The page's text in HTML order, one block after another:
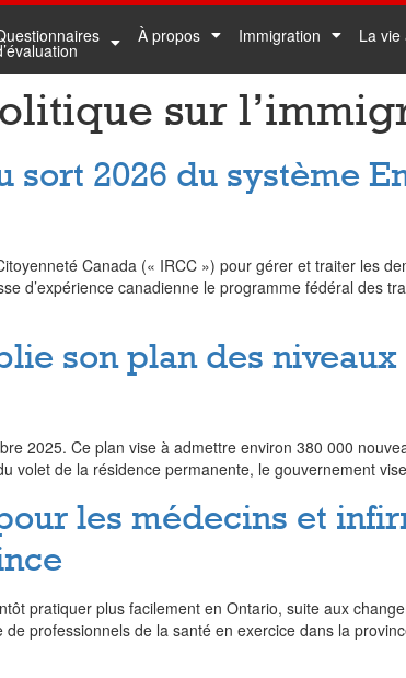
À propos Immigration La vie
sur
sort 2026 du système
Canada (« IRCC ») pour gérer et traiter les
d’expérience canadienne le programme fédéral des
son plan des
2025. Ce plan vise à admettre environ 380 000
volet de la résidence permanente, le gouvernement
les médecins et
pratiquer plus facilement en Ontario, suite aux
professionnels de la santé en exercice dans la